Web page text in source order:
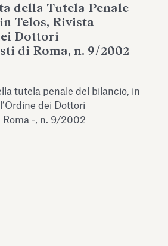
espositivi
di Villa Albani
della Tutela Penale
Telos, Rivista
Dottori
di Roma, n. 9/2002
tutela penale del bilancio, in
dei Dottori
-, n. 9/2002